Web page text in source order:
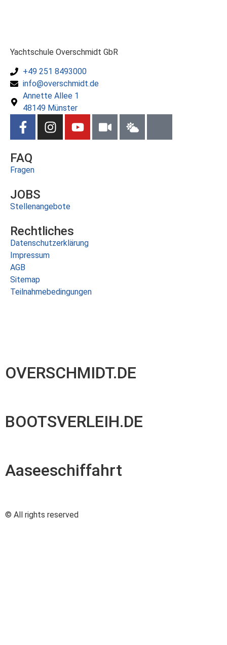
Yachtschule Overschmidt GbR
+49 251 8493000
info@overschmidt.de
Annette Allee 1
48149 Münster
FAQ
Fragen
JOBS
Stellenangebote
Rechtliches
Datenschutzerklärung
Impressum
AGB
Sitemap
Teilnahmebedingungen
OVERSCHMIDT.DE
BOOTSVERLEIH.DE
Aaseeschiffahrt
© All rights reserved